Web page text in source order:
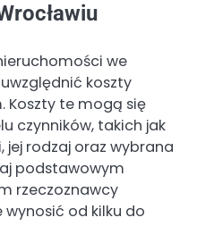
we
koszty
Koszty te mogą się
czynników, takich jak
rodzaj oraz wybrana
podstawowym
rzeczoznawcy
od kilku do